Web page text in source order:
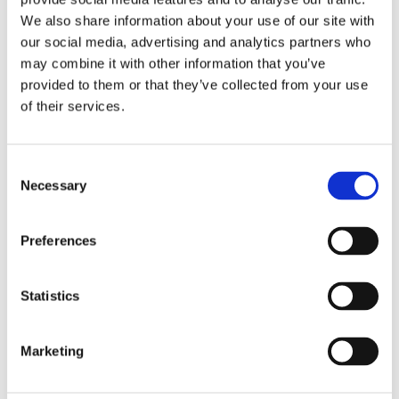
We also share information about your use of our site with
our social media, advertising and analytics partners who
may combine it with other information that you’ve
provided to them or that they’ve collected from your use
of their services.
Selection
Necessary
Preferences
Statistics
Marketing
(215)
РУЛЬОВЕ УПРАВЛІННЯ ДЛЯBMW X5